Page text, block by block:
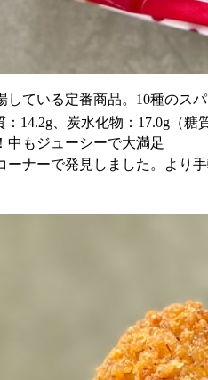
ている定番商品。10種のス
14.2g、炭水化物：17.0g（
中もジューシーで大満足
ナーで発見しました。より